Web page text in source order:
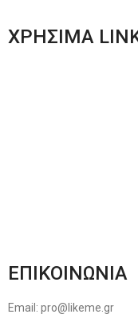
ΧΡΗΣΙΜΑ
ΕΠΙΚΟΙΝΩΝΙΑ
Email: pro@likeme.gr